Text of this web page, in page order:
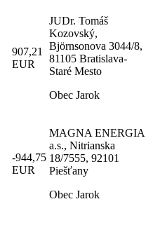
907,21
EUR
JUDr. Tomáš
Kozovský,
Björnsonova 3044/8,
81105 Bratislava-
Staré Mesto
Obec Jarok
-944,75
EUR
MAGNA ENERGIA
a.s., Nitrianska
18/7555, 92101
Piešťany
Obec Jarok